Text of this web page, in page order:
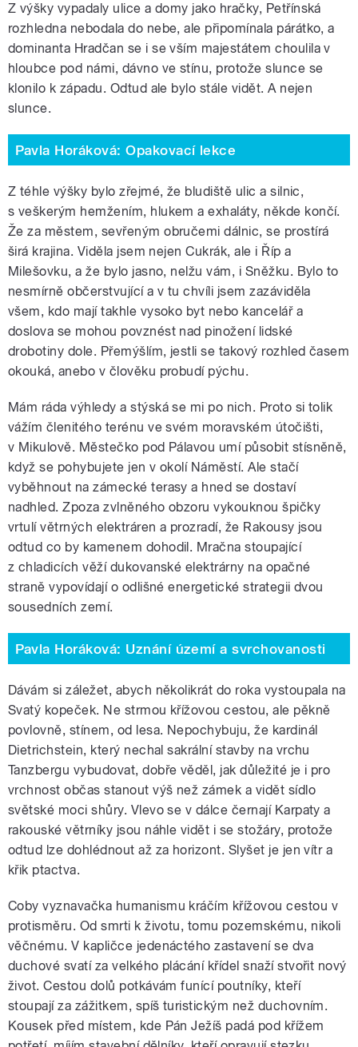
Z výšky vypadaly ulice a domy jako hračky, Petřínská
rozhledna nebodala do nebe, ale připomínala párátko, a
dominanta Hradčan se i se vším majestátem choulila v
hloubce pod námi, dávno ve stínu, protože slunce se
klonilo k západu. Odtud ale bylo stále vidět. A nejen
slunce.
Pavla Horáková: Opakovací lekce
Z téhle výšky bylo zřejmé, že bludiště ulic a silnic,
s veškerým hemžením, hlukem a exhaláty, někde končí.
Že za městem, sevřeným obručemi dálnic, se prostírá
širá krajina. Viděla jsem nejen Cukrák, ale i Říp a
Milešovku, a že bylo jasno, nelžu vám, i Sněžku. Bylo to
nesmírně občerstvující a v tu chvíli jsem zazáviděla
všem, kdo mají takhle vysoko byt nebo kancelář a
doslova se mohou povznést nad pinožení lidské
drobotiny dole. Přemýšlím, jestli se takový rozhled časem
okouká, anebo v člověku probudí pýchu.
Mám ráda výhledy a stýská se mi po nich. Proto si tolik
vážím členitého terénu ve svém moravském útočišti,
v Mikulově. Městečko pod Pálavou umí působit stísněně,
když se pohybujete jen v okolí Náměstí. Ale stačí
vyběhnout na zámecké terasy a hned se dostaví
nadhled. Zpoza zvlněného obzoru vykouknou špičky
vrtulí větrných elektráren a prozradí, že Rakousy jsou
odtud co by kamenem dohodil. Mračna stoupající
z chladicích věží dukovanské elektrárny na opačné
straně vypovídají o odlišné energetické strategii dvou
sousedních zemí.
Pavla Horáková: Uznání území a svrchovanosti
Dávám si záležet, abych několikrát do roka vystoupala na
Svatý kopeček. Ne strmou křížovou cestou, ale pěkně
povlovně, stínem, od lesa. Nepochybuju, že kardinál
Dietrichstein, který nechal sakrální stavby na vrchu
Tanzbergu vybudovat, dobře věděl, jak důležité je i pro
vrchnost občas stanout výš než zámek a vidět sídlo
světské moci shůry. Vlevo se v dálce černají Karpaty a
rakouské větrníky jsou náhle vidět i se stožáry, protože
odtud lze dohlédnout až za horizont. Slyšet je jen vítr a
křik ptactva.
Coby vyznavačka humanismu kráčím křížovou cestou v
protisměru. Od smrti k životu, tomu pozemskému, nikoli
věčnému. V kapličce jedenáctého zastavení se dva
duchové svatí za velkého plácání křídel snaží stvořit nový
život. Cestou dolů potkávám funící poutníky, kteří
stoupají za zážitkem, spíš turistickým než duchovním.
Kousek před místem, kde Pán Ježíš padá pod křížem